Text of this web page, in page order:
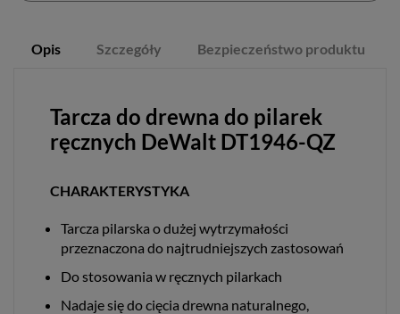
Opis Szczegóły Bezpieczeństwo produktu
Tarcza do drewna do pilarek
ręcznych DeWalt DT1946-QZ
CHARAKTERYSTYKA
Tarcza pilarska o dużej wytrzymałości
przeznaczona do najtrudniejszych zastosowań
Do stosowania w ręcznych pilarkach
Nadaje się do cięcia drewna naturalnego,